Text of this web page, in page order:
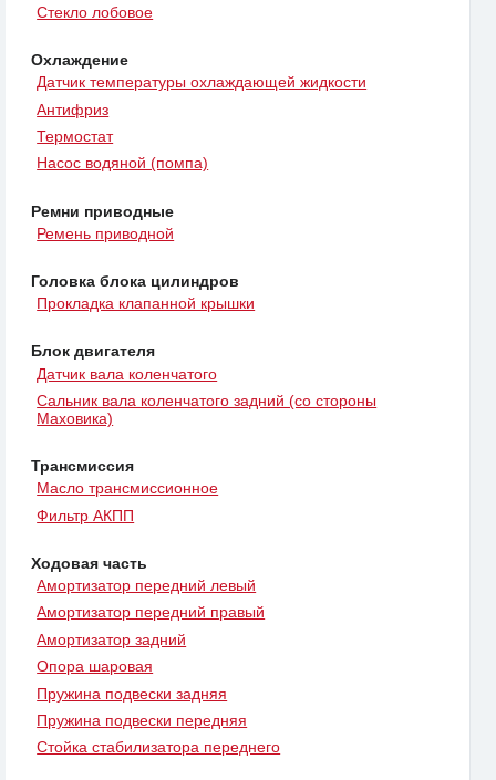
Стекло лобовое
Охлаждение
Датчик температуры охлаждающей жидкости
Антифриз
Термостат
Насос водяной (помпа)
Ремни приводные
Ремень приводной
Головка блока цилиндров
Прокладка клапанной крышки
Блок двигателя
Датчик вала коленчатого
Сальник вала коленчатого задний (со стороны
Маховика)
Трансмиссия
Масло трансмиссионное
Фильтр АКПП
Ходовая часть
Амортизатор передний левый
Амортизатор передний правый
Амортизатор задний
Опора шаровая
Пружина подвески задняя
Пружина подвески передняя
Стойка стабилизатора переднего